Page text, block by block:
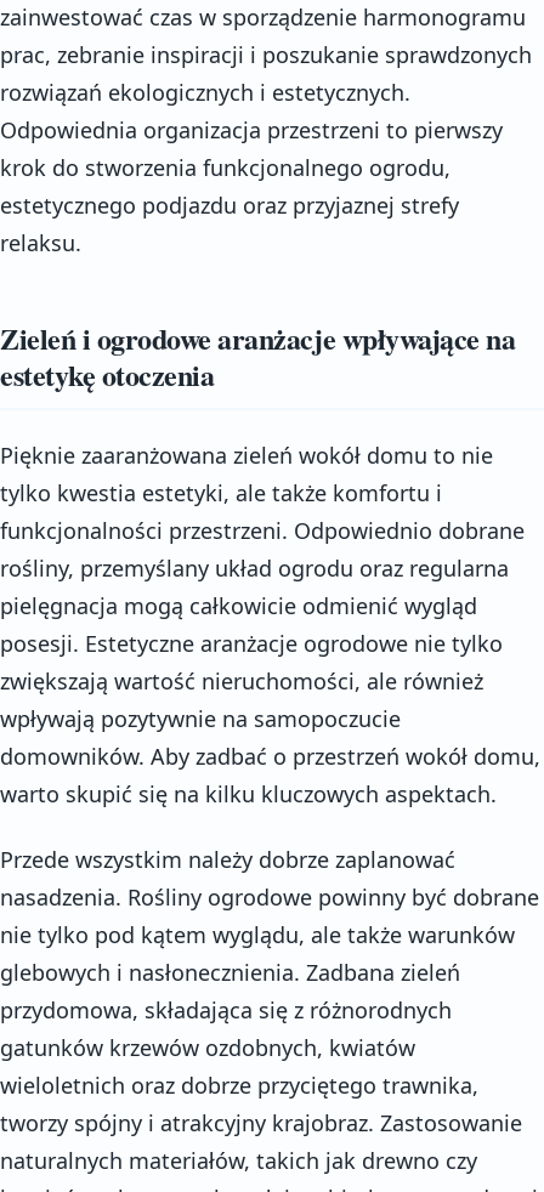
zainwestować czas w sporządzenie harmonogramu
prac, zebranie inspiracji i poszukanie sprawdzonych
rozwiązań ekologicznych i estetycznych.
Odpowiednia organizacja przestrzeni to pierwszy
krok do stworzenia funkcjonalnego ogrodu,
estetycznego podjazdu oraz przyjaznej strefy
relaksu.
Zieleń i ogrodowe aranżacje wpływające na
estetykę otoczenia
Pięknie zaaranżowana zieleń wokół domu to nie
tylko kwestia estetyki, ale także komfortu i
funkcjonalności przestrzeni. Odpowiednio dobrane
rośliny, przemyślany układ ogrodu oraz regularna
pielęgnacja mogą całkowicie odmienić wygląd
posesji. Estetyczne aranżacje ogrodowe nie tylko
zwiększają wartość nieruchomości, ale również
wpływają pozytywnie na samopoczucie
domowników. Aby zadbać o przestrzeń wokół domu,
warto skupić się na kilku kluczowych aspektach.
Przede wszystkim należy dobrze zaplanować
nasadzenia. Rośliny ogrodowe powinny być dobrane
nie tylko pod kątem wyglądu, ale także warunków
glebowych i nasłonecznienia. Zadbana zieleń
przydomowa, składająca się z różnorodnych
gatunków krzewów ozdobnych, kwiatów
wieloletnich oraz dobrze przyciętego trawnika,
tworzy spójny i atrakcyjny krajobraz. Zastosowanie
naturalnych materiałów, takich jak drewno czy